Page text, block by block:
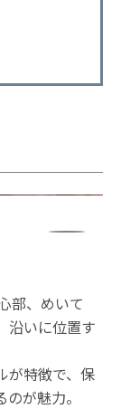
部、めいて
沿いに位置す
が特徴で、保
が魅力。